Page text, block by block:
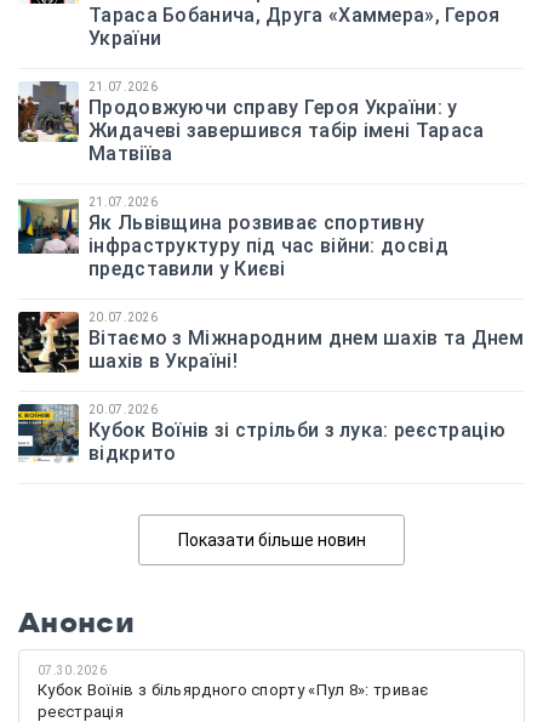
Тараса Бобанича, Друга «Хаммера», Героя
України
21.07.2026
Продовжуючи справу Героя України: у
Жидачеві завершився табір імені Тараса
Матвіїва
21.07.2026
Як Львівщина розвиває спортивну
інфраструктуру під час війни: досвід
представили у Києві
20.07.2026
Вітаємо з Міжнародним днем шахів та Днем
шахів в Україні!
20.07.2026
Кубок Воїнів зі стрільби з лука: реєстрацію
відкрито
Показати більше новин
Анонси
07.30.2026
Кубок Воїнів з більярдного спорту «Пул 8»: триває
реєстрація